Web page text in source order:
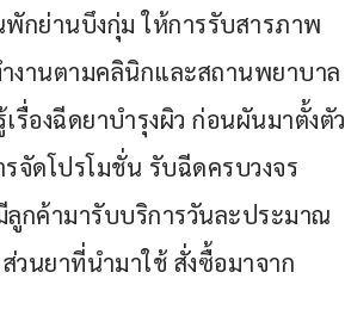
กย่านบึงกุ่ม ให้การรับสารภาพ
งานตามคลินิกและสถานพยาบาล
องฉีดยาบำรุงผิว ก่อนผันมาตั้งตัว
จัดโปรโมชั่น รับฉีดครบวงจร
ลูกค้ามารับบริการวันละประมาณ
นยาที่นำมาใช้ สั่งซื้อมาจาก